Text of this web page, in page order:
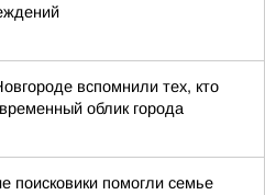
вспомнили тех, кто
облик города
поисковики помогли семье